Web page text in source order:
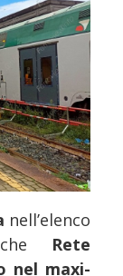
nell’elenco
Rete
nel maxi-